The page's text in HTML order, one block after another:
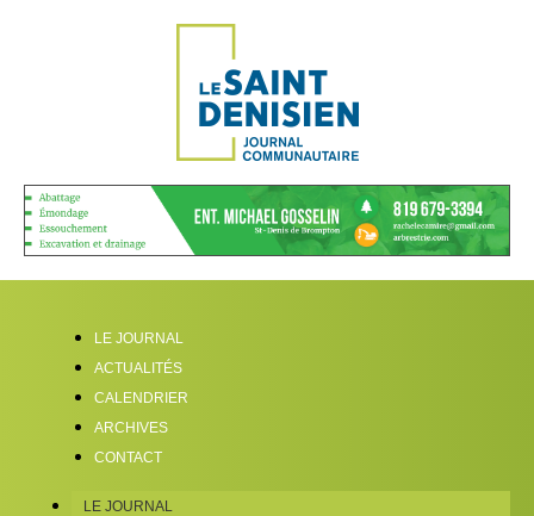
LE JOURNAL
ACTUALITÉS
CALENDRIER
ARCHIVES
CONTACT
LE JOURNAL